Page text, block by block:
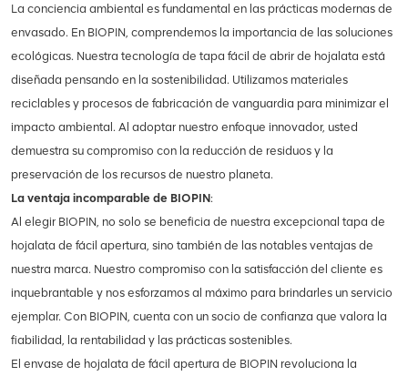
La conciencia ambiental es fundamental en las prácticas modernas de
envasado. En BIOPIN, comprendemos la importancia de las soluciones
ecológicas. Nuestra tecnología de tapa fácil de abrir de hojalata está
diseñada pensando en la sostenibilidad. Utilizamos materiales
reciclables y procesos de fabricación de vanguardia para minimizar el
impacto ambiental. Al adoptar nuestro enfoque innovador, usted
demuestra su compromiso con la reducción de residuos y la
preservación de los recursos de nuestro planeta.
La ventaja incomparable de BIOPIN:
Al elegir BIOPIN, no solo se beneficia de nuestra excepcional tapa de
hojalata de fácil apertura, sino también de las notables ventajas de
nuestra marca. Nuestro compromiso con la satisfacción del cliente es
inquebrantable y nos esforzamos al máximo para brindarles un servicio
ejemplar. Con BIOPIN, cuenta con un socio de confianza que valora la
fiabilidad, la rentabilidad y las prácticas sostenibles.
El envase de hojalata de fácil apertura de BIOPIN revoluciona la